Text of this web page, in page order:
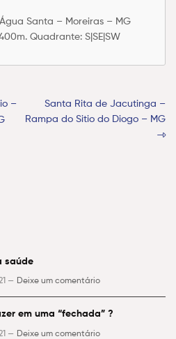
Santa – Moreiras – MG
Quadrante: S|SE|SW
–
Santa Rita de Jacutinga –
Rampa do Sitio do Diogo – MG
saúde
— Deixe um comentário
em uma “fechada” ?
— Deixe um comentário